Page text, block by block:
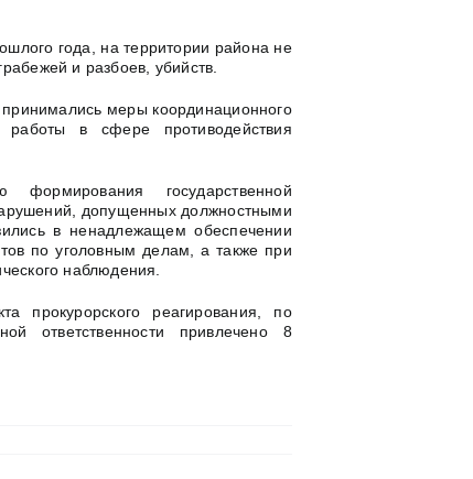
года, на территории района не
и разбоев, убийств.
меры координационного
работы в сфере противодействия
государственной
допущенных должностными
в ненадлежащем обеспечении
по уголовным делам, а также при
наблюдения.
прокурорского реагирования, по
ответственности привлечено 8